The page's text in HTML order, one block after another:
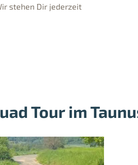
stehen Dir jederzeit
Tour im